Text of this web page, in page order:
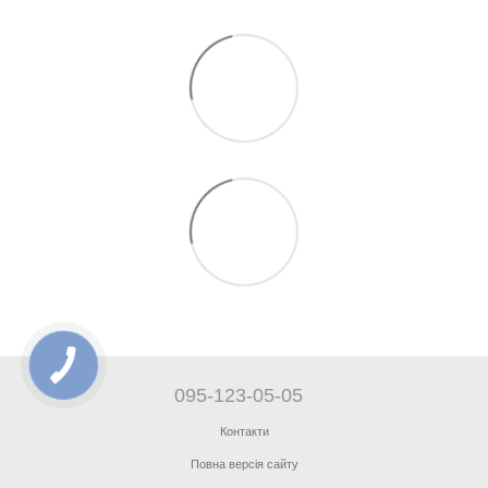
095-123-05-05
Контакти
Повна версія сайту